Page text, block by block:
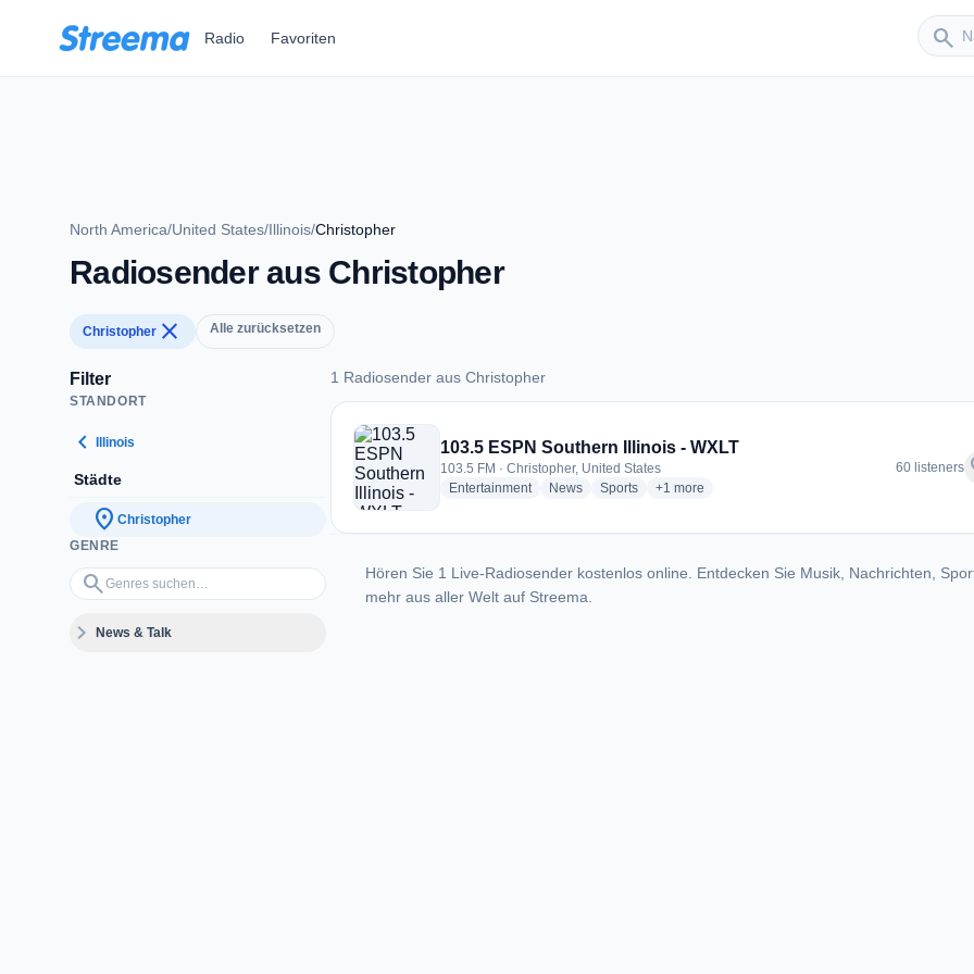
Radio Favoriten search
Sender
North America/United States/Illinois/Christopher
Radiosender aus Christopher
Christopher close Alle zurücksetzen
Filter
STANDORT
chevron_left Illinois
Städte
location_on Christopher
GENRE
search
Genres suchen…
expand_moreNews & Talk
1 Radiosender aus Christopher
1 Radiosender aus Christopher
103.5 ESPN Southern Illinois - WXLT
103.5 FM · Christopher, United States
Entertainmentradio stations
Newsradio stations
Sportsradio stations
+1 more genres for 103.5 ESPN Southern Illinois -
more
60 listeners
Hören Sie 1 Live-Radiosender kostenlos online. Entdecken Sie Musik, Nachrichten,
mehr aus aller Welt auf Streema.